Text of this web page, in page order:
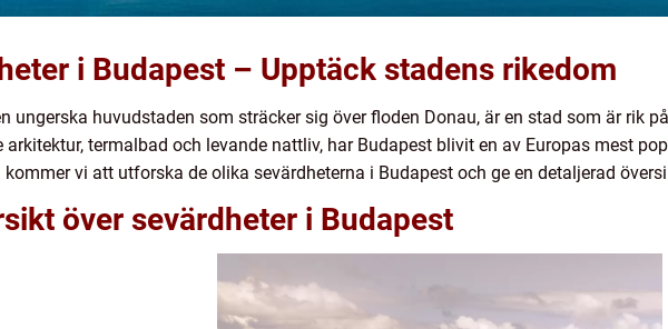
i Budapest – Upptäck stadens rikedom
ungerska huvudstaden som sträcker sig över floden Donau, är en stad som är rik
arkitektur, termalbad och levande nattliv, har Budapest blivit en av Europas mest
vi att utforska de olika sevärdheterna i Budapest och ge en detaljerad
över sevärdheter i Budapest